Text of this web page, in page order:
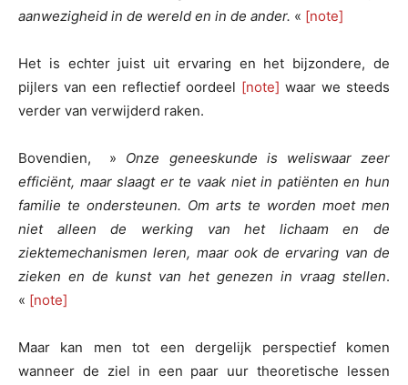
aanwezigheid in de wereld en in de ander. « [note]
Het is echter juist uit ervaring en het bijzondere, de
pijlers van een reflectief oordeel [note] waar we steeds
verder van verwijderd raken.
Bovendien, » Onze geneeskunde is weliswaar zeer
efficiënt, maar slaagt er te vaak niet in patiënten en hun
familie te ondersteunen. Om arts te worden moet men
niet alleen de werking van het lichaam en de
ziektemechanismen leren, maar ook de ervaring van de
zieken en de kunst van het genezen in vraag stellen.
« [note]
Maar kan men tot een dergelijk perspectief komen
wanneer de ziel in een paar uur theoretische lessen